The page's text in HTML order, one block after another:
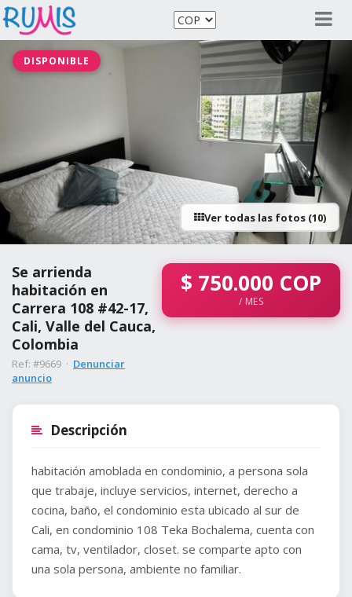
DISPONIBLE
Ver todas las fotos (10)
Se arrienda
habitación en
Carrera 108 #42-17,
Cali, Valle del Cauca,
Colombia
Ref: #9669 · Denunciar
anuncio
$ 750.000 COP
/ MES
Descripción
habitación amoblada en condominio, a persona sola
que trabaje, incluye servicios, internet, derecho a
cocina, baño, el condominio esta ubicado al sur de
Cali, en condominio 108 Teka Bochalema, cuenta con
cama, tv, ventilador, closet. se comparte apto con
una sola persona, ambiente no familiar.